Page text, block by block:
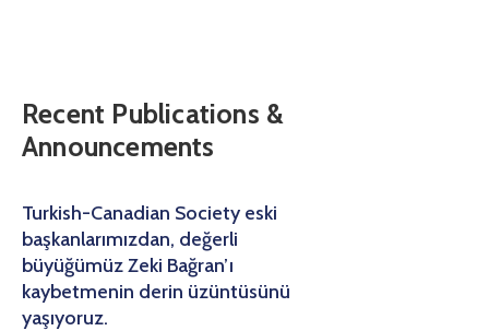
Recent Publications &
Announcements
Turkish-Canadian Society eski
başkanlarımızdan, değerli
büyüğümüz Zeki Bağran’ı
kaybetmenin derin üzüntüsünü
yaşıyoruz.